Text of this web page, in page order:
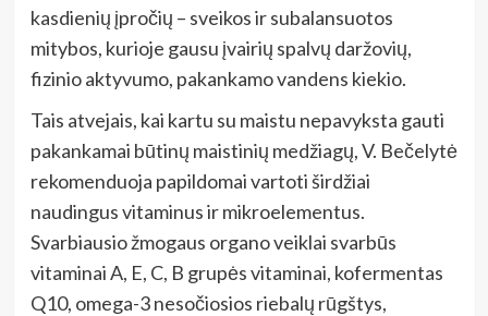
kasdienių įpročių – sveikos ir subalansuotos
mitybos, kurioje gausu įvairių spalvų daržovių,
fizinio aktyvumo, pakankamo vandens kiekio.
Tais atvejais, kai kartu su maistu nepavyksta gauti
pakankamai būtinų maistinių medžiagų, V. Bečelytė
rekomenduoja papildomai vartoti širdžiai
naudingus vitaminus ir mikroelementus.
Svarbiausio žmogaus organo veiklai svarbūs
vitaminai A, E, C, B grupės vitaminai, kofermentas
Q10, omega-3 nesočiosios riebalų rūgštys,